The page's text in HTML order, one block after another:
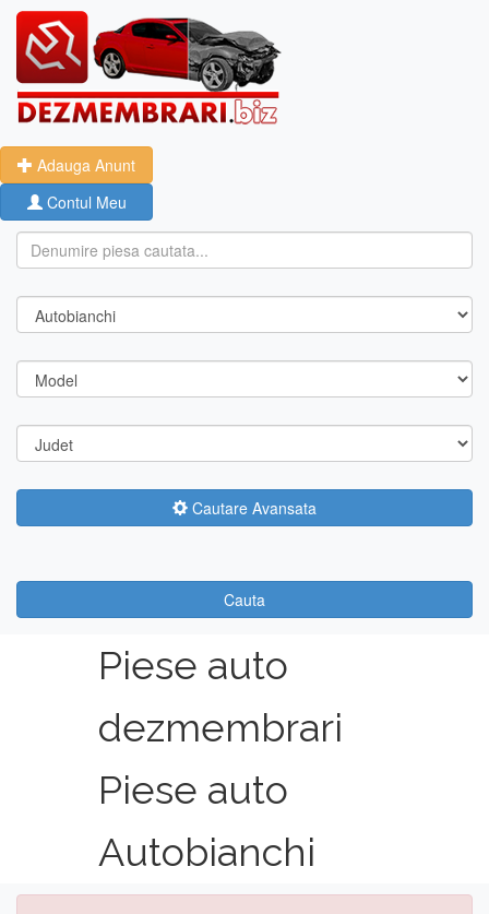
Adauga Anunt
Contul Meu
Cautare Avansata
Cauta
Piese auto
dezmembrari
Piese auto
Autobianchi